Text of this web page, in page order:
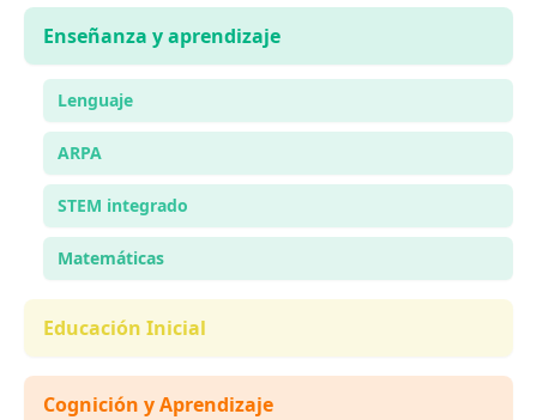
Enseñanza y aprendizaje
Lenguaje
ARPA
STEM integrado
Matemáticas
Educación Inicial
Cognición y Aprendizaje